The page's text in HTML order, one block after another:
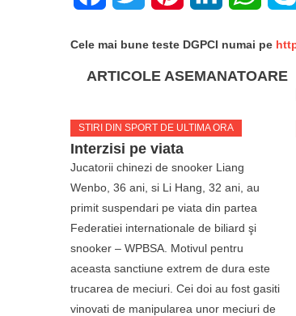
Cele mai bune teste DGPCI numai pe
ARTICOLE ASEMANATOARE
STIRI DIN SPORT DE ULTIMA ORA
Interzisi pe viata
Jucatorii chinezi de snooker Liang
Wenbo, 36 ani, si Li Hang, 32 ani, au
primit suspendari pe viata din partea
Federatiei internationale de biliard şi
snooker – WPBSA. Motivul pentru
aceasta sanctiune extrem de dura este
trucarea de meciuri. Cei doi au fost gasiti
vinovati de manipularea unor meciuri de